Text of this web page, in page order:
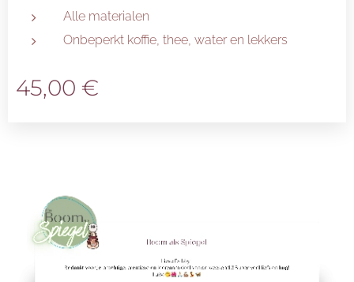
Alle materialen
Onbeperkt koffie, thee, water en lekkers
45,00 €